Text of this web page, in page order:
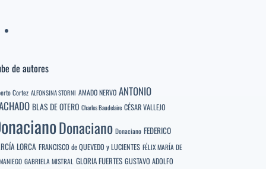
de autores
Cortez ALFONSINA STORNI AMADO NERVO ANTONIO
BLAS DE OTERO Charles Baudelaire CÉSAR VALLEJO
Donaciano Donaciano FEDERICO
LORCA FRANCISCO de QUEVEDO y LUCIENTES FÉLIX MARÍA DE
GABRIELA MISTRAL GLORIA FUERTES GUSTAVO ADOLFO